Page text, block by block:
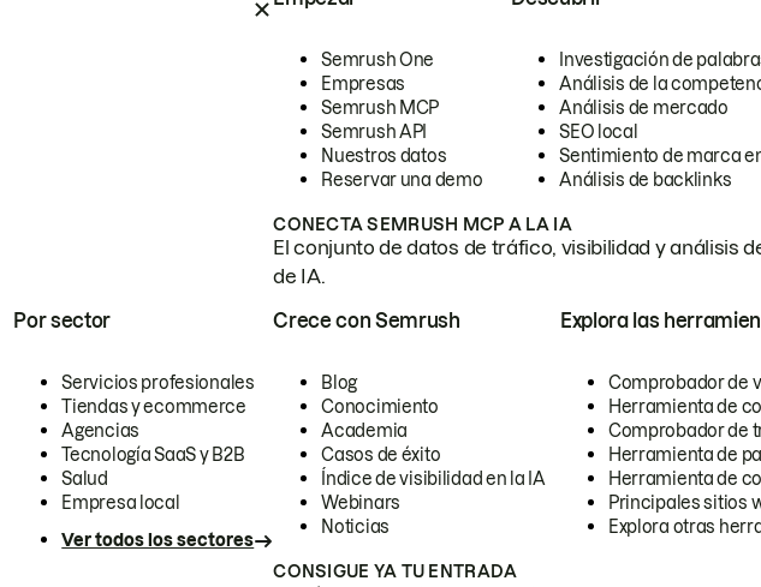
Semrush One
Empresas
Semrush MCP
Semrush API
Nuestros datos
Reservar una demo
Investigación de
Análisis de la
Análisis de mercado
SEO local
Sentimiento de marca
Análisis de backlinks
CONECTA SEMRUSH MCP A LA IA
El conjunto de datos de tráfico, visibilidad y análisis
de IA.
Por sector
Servicios profesionales
Tiendas y ecommerce
Agencias
Tecnología SaaS y B2B
Salud
Empresa local
Ver todos los sectores
Crece con Semrush
Blog
Conocimiento
Academia
Casos de éxito
Índice de visibilidad en la IA
Webinars
Noticias
Explora las
Comprobador de
Herramienta de
Comprobador de
Herramienta de
Herramienta de
Principales sitios
Explora otras
CONSIGUE YA TU ENTRADA